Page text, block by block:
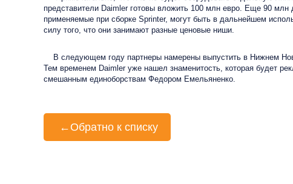
представители Daimler готовы вложить 100 млн евро. Еще 90
применяемые при сборке Sprinter, могут быть в дальнейшем
силу того, что они занимают разные ценовые ниши.
В следующем году партнеры намерены выпустить в Нижнем
Тем временем Daimler уже нашел знаменитость, которая будет
смешанным единоборствам Федором Емельяненко.
← Обратно к списку